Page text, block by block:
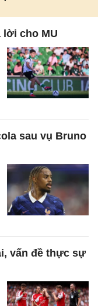
lời cho MU
sau vụ Bruno
vấn đề thực sự